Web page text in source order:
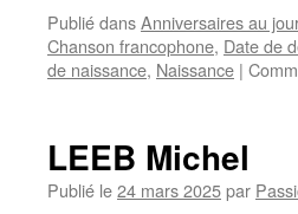
Publié dansAnniversaires au
Chanson francophone, Date de
de naissance, Naissance |
LEEB Michel
Publié le24 mars 2025par